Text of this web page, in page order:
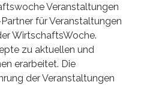
Veranstaltungen
für Veranstaltungen
WirtschaftsWoche.
zu aktuellen und
erarbeitet. Die
der Veranstaltungen